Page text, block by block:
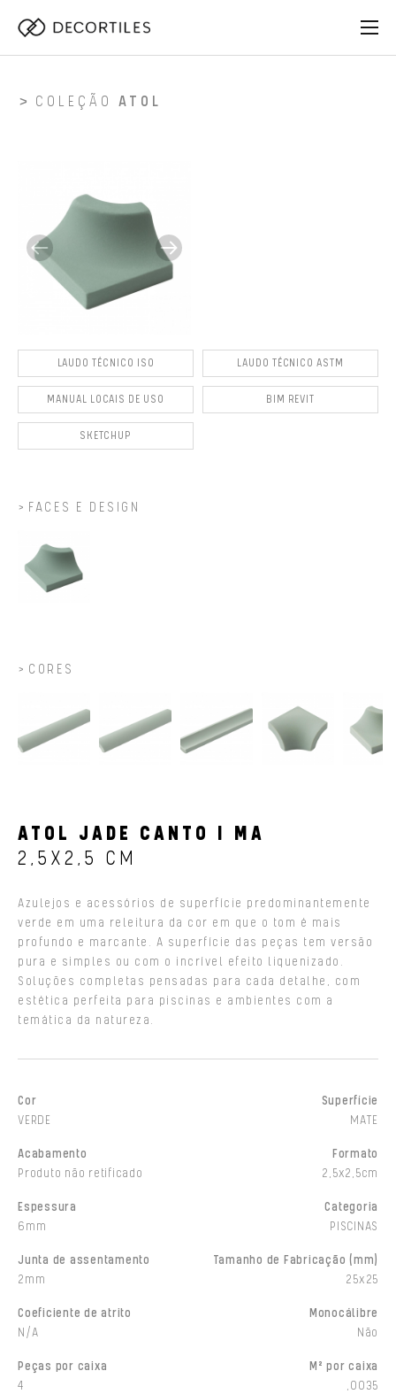
COLEÇÃO ATOL
LAUDO TÉCNICO ISO LAUDO TÉCNICO ASTM
MANUAL LOCAIS DE USO BIM REVIT
SKETCHUP
FACES E DESIGN
CORES
ATOL JADE CANTO I MA
2,5X2,5 CM
Azulejos e acessórios de superfície predominantemente
verde em uma releitura da cor em que o tom é mais
profundo e marcante. A superfície das peças tem versão
pura e simples ou com o incrível efeito liquenizado.
Soluções completas pensadas para cada detalhe, com
estética perfeita para piscinas e ambientes com a
temática da natureza.
Cor
VERDE
Superfície
MATE
Acabamento
Produto não retificado
Formato
2,5x2,5cm
Espessura
6mm
Categoria
PISCINAS
Junta de assentamento
2mm
Tamanho de Fabricação (mm)
25x25
Coeficiente de atrito
N/A
Monocálibre
Não
Peças por caixa
4
M² por caixa
,0035